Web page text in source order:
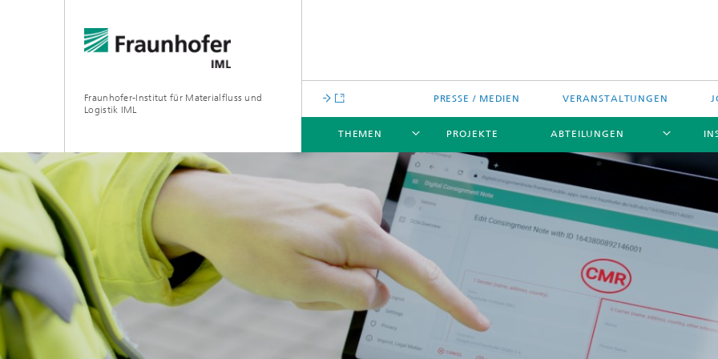
Fraunhofer-Institut für Materialfluss und
Logistik IML
PRESSE / MEDIEN VERANSTALTUNGEN
THEMEN
THEMEN
PROJEKTE ABTEILUNGEN
ABTEILUNGEN
INSTITUT
FÜR UNTERNEHMEN